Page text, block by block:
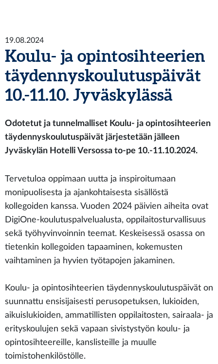
19.08.2024
Koulu- ja opintosihteerien
täydennyskoulutuspäivät
10.-11.10. Jyväskylässä
Odotetut ja tunnelmalliset Koulu- ja opintosihteerien
täydennyskoulutuspäivät järjestetään jälleen
Jyväskylän Hotelli Versossa to-pe 10.-11.10.2024.
Tervetuloa oppimaan uutta ja inspiroitumaan
monipuolisesta ja ajankohtaisesta sisällöstä
kollegoiden kanssa. Vuoden 2024 päivien aiheita ovat
DigiOne-koulutuspalvelualusta, oppilaitosturvallisuus
sekä työhyvinvoinnin teemat. Keskeisessä osassa on
tietenkin kollegoiden tapaaminen, kokemusten
vaihtaminen ja hyvien työtapojen jakaminen.
Koulu- ja opintosihteerien täydennyskoulutuspäivät on
suunnattu ensisijaisesti perusopetuksen, lukioiden,
aikuislukioiden, ammatillisten oppilaitosten, sairaala- ja
erityskoulujen sekä vapaan sivistystyön koulu- ja
opintosihteereille, kanslisteille ja muulle
toimistohenkilöstölle.